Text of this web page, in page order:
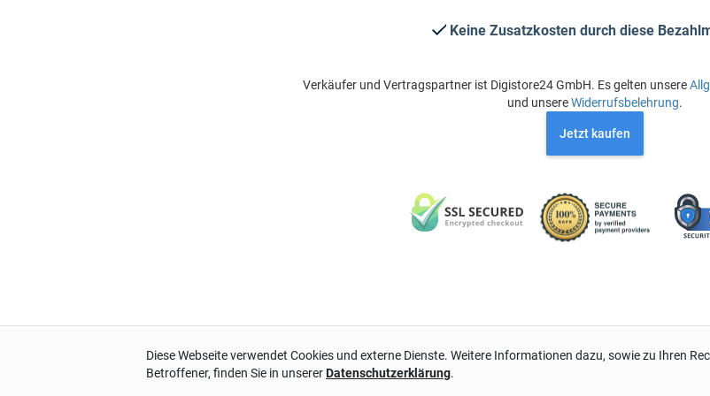
Keine Zusatzkosten durch diese
Verkäufer und Vertragspartner ist Digistore24 GmbH. Es gelten unsere
und unsereWiderrufsbelehrung.
Jetzt kaufen